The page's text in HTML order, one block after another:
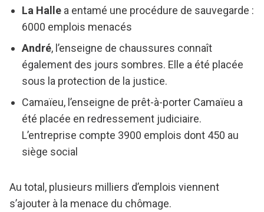
La Hallea entamé une procédure de sauvegarde :
6000 emplois menacés
André, l’enseigne de chaussures connaît
également des jours sombres. Elle a été placée
sous la protection de la justice.
Camaïeu, l’enseigne de prêt-à-porter Camaïeu a
été placée en redressement judiciaire.
L’entreprise compte 3900 emplois dont 450 au
siège social
Au total, plusieurs milliers d’emplois viennent
s’ajouter à la menace du chômage.